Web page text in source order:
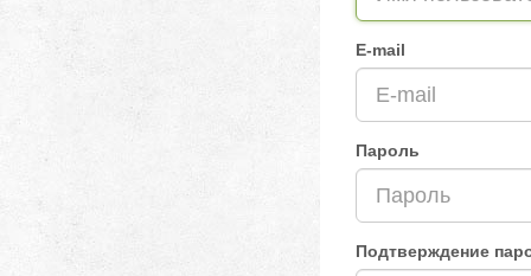
E-mail
Пароль
Подтверждение